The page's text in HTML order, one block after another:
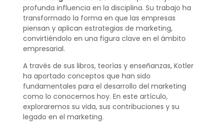
profunda influencia en la disciplina. Su trabajo ha
transformado la forma en que las empresas
piensan y aplican estrategias de marketing,
convirtiéndolo en una figura clave en el ámbito
empresarial.
A través de sus libros, teorías y enseñanzas, Kotler
ha aportado conceptos que han sido
fundamentales para el desarrollo del marketing
como lo conocemos hoy. En este artículo,
exploraremos su vida, sus contribuciones y su
legado en el marketing.